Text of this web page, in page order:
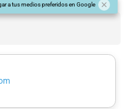
a tus medios preferidos en Google